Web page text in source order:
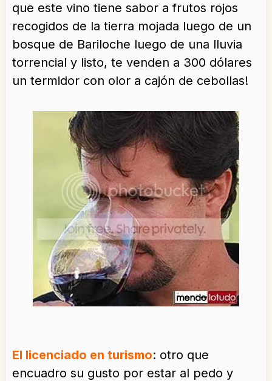
que este vino tiene sabor a frutos rojos
recogidos de la tierra mojada luego de un
bosque de Bariloche luego de una lluvia
torrencial y listo, te venden a 300 dólares
un termidor con olor a cajón de cebollas!
El licenciado en turismo: otro que
encuadro su gusto por estar al pedo y